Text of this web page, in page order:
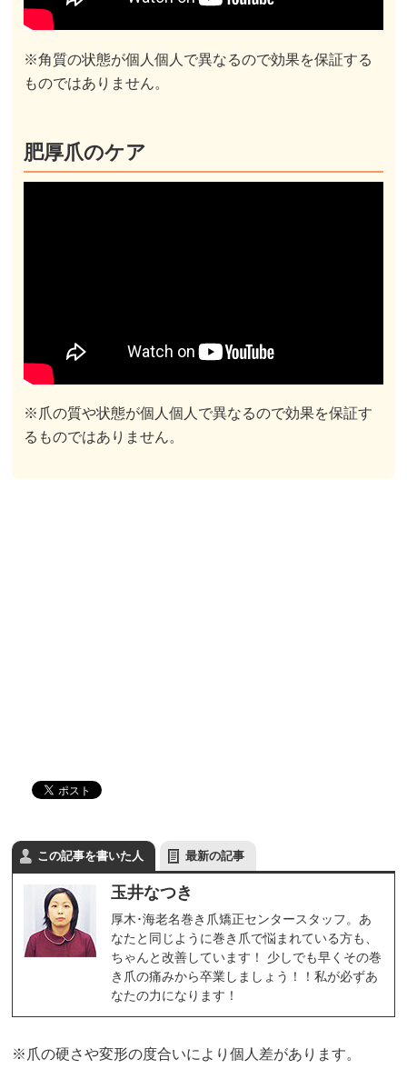
※角質の状態が個人個人で異なるので効果を保証する
ものではありません。
肥厚爪のケア
※爪の質や状態が個人個人で異なるので効果を保証す
るものではありません。
この記事を書いた人 最新の記事
玉井なつき
厚木･海老名巻き爪矯正センタースタッフ。あ
なたと同じように巻き爪で悩まれている方も、
ちゃんと改善しています！ 少しでも早くその巻
き爪の痛みから卒業しましょう！！私が必ずあ
なたの力になります！
※爪の硬さや変形の度合いにより個人差があります。